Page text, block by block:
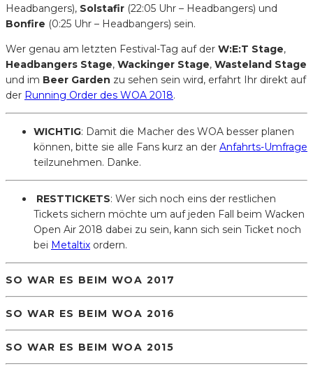
Headbangers), Solstafir (22:05 Uhr – Headbangers) und
Bonfire (0:25 Uhr – Headbangers) sein.
Wer genau am letzten Festival-Tag auf der W:E:T Stage,
Headbangers Stage, Wackinger Stage, Wasteland Stage
und im Beer Garden zu sehen sein wird, erfahrt Ihr direkt auf
der Running Order des WOA 2018.
WICHTIG: Damit die Macher des WOA besser planen
können, bitte sie alle Fans kurz an der Anfahrts-Umfrage
teilzunehmen. Danke.
RESTTICKETS: Wer sich noch eins der restlichen
Tickets sichern möchte um auf jeden Fall beim Wacken
Open Air 2018 dabei zu sein, kann sich sein Ticket noch
bei Metaltix ordern.
SO WAR ES BEIM WOA 2017
SO WAR ES BEIM WOA 2016
SO WAR ES BEIM WOA 2015